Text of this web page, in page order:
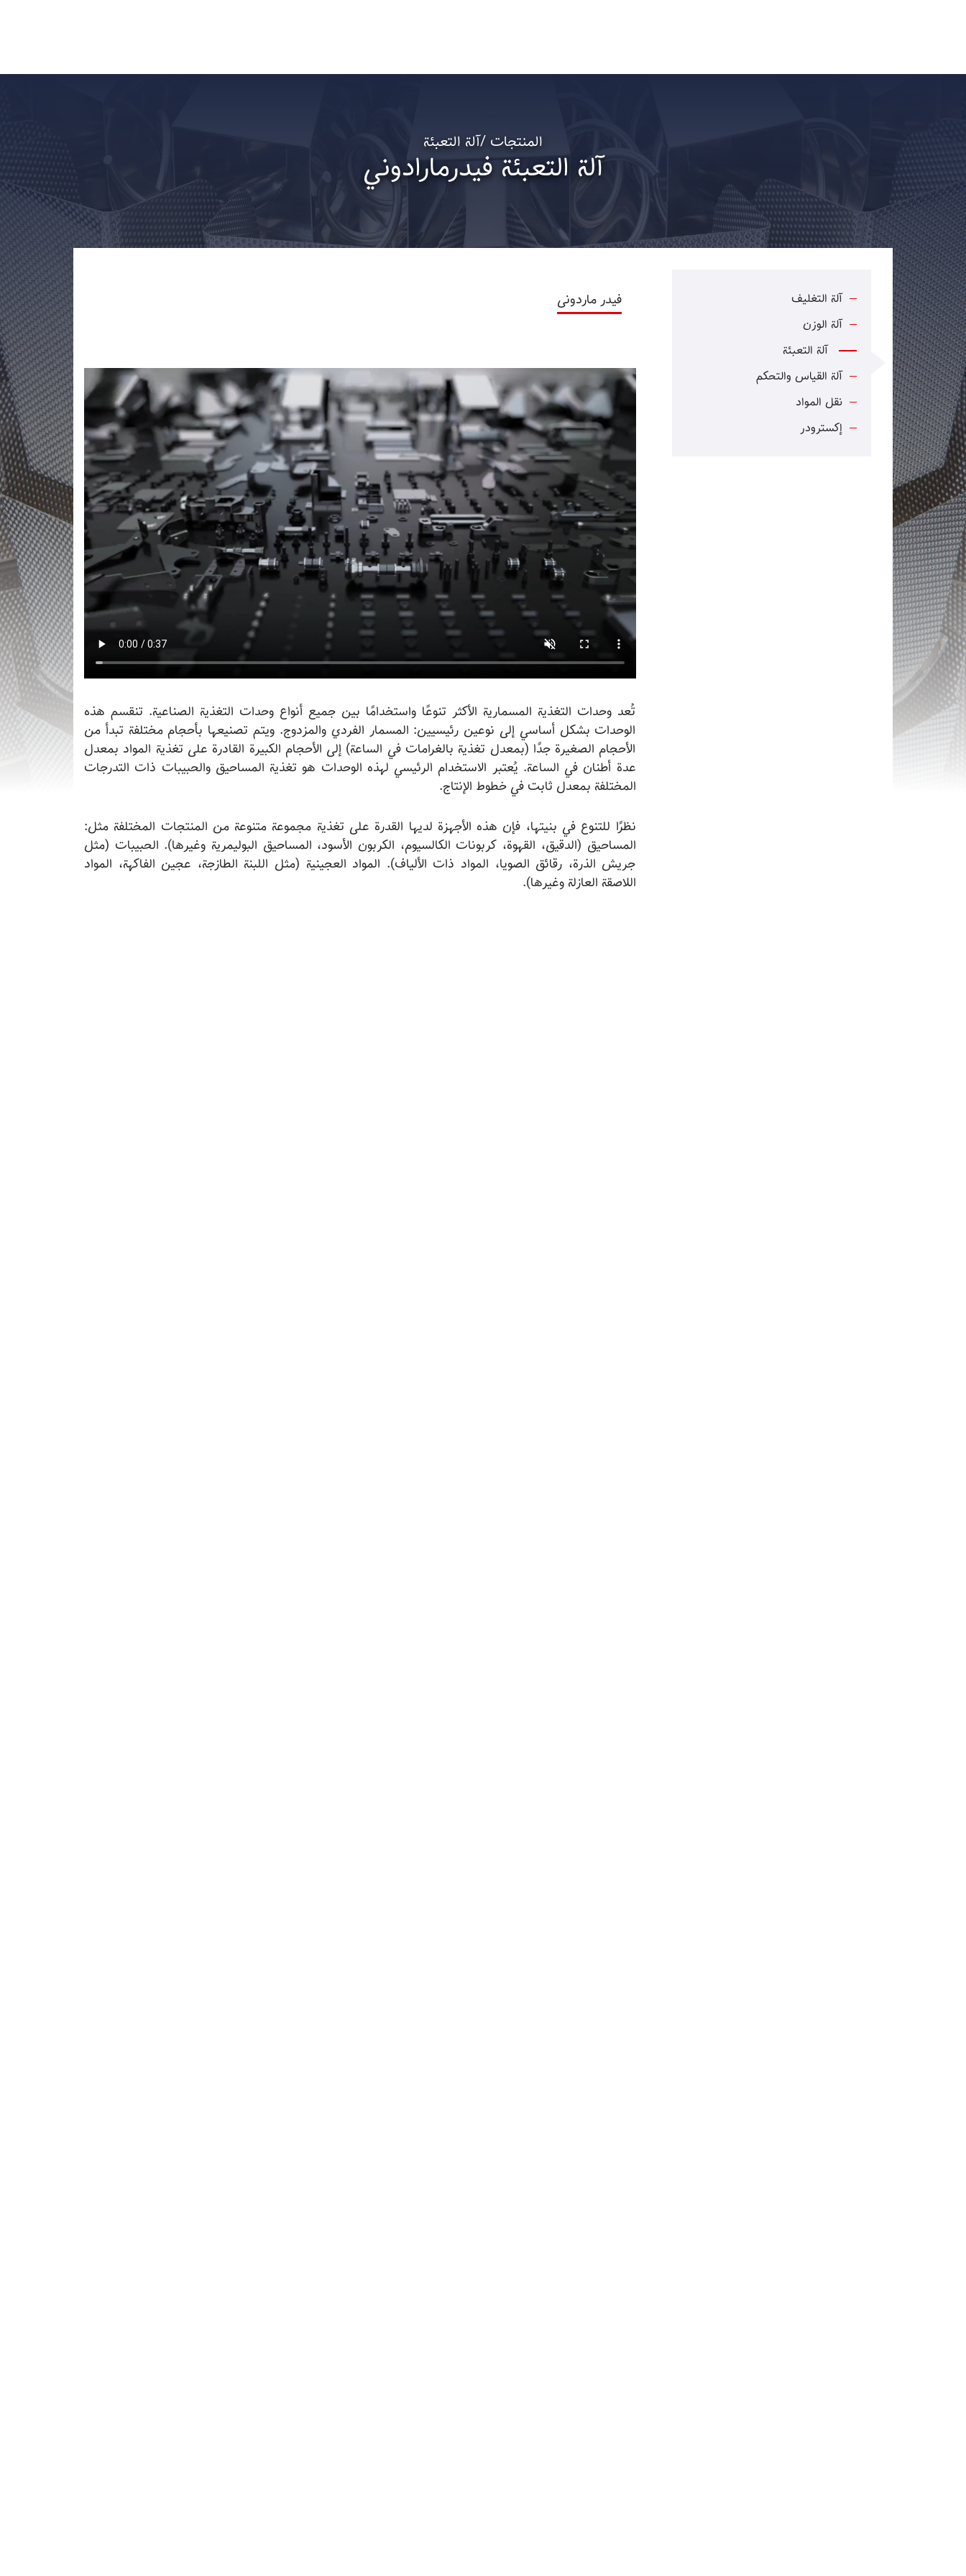
المنتجات /آلة التعبئة
آلة التعبئة فیدرمارادوني
آلة التغليف
آلة الوزن
آلة التعبئة
آلة القياس والتحكم
نقل المواد
إكسترودر
فیدر ماردونی
تُعد وحدات التغذية المسمارية الأكثر تنوعًا واستخدامًا بين جميع أنواع وحدات التغذية الصناعية. تنقسم هذه
الوحدات بشكل أساسي إلى نوعين رئيسيين: المسمار الفردي والمزدوج. ويتم تصنيعها بأحجام مختلفة تبدأ من
الأحجام الصغيرة جدًا (بمعدل تغذية بالغرامات في الساعة) إلى الأحجام الكبيرة القادرة على تغذية المواد بمعدل
عدة أطنان في الساعة. يُعتبر الاستخدام الرئيسي لهذه الوحدات هو تغذية المساحيق والحبيبات ذات التدرجات
المختلفة بمعدل ثابت في خطوط الإنتاج.
نظرًا للتنوع في بنيتها، فإن هذه الأجهزة لديها القدرة على تغذية مجموعة متنوعة من المنتجات المختلفة مثل:
المساحيق (الدقيق، القهوة، كربونات الكالسيوم، الكربون الأسود، المساحيق البوليمرية وغيرها). الحبيبات (مثل
جريش الذرة، رقائق الصويا، المواد ذات الألياف). المواد العجينية (مثل اللبنة الطازجة، عجين الفاكهة، المواد
اللاصقة العازلة وغيرها).